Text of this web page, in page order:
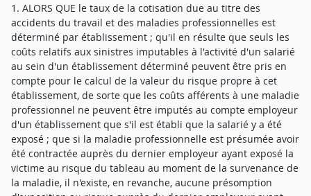
1. ALORS QUE le taux de la cotisation due au titre des
accidents du travail et des maladies professionnelles est
déterminé par établissement ; qu'il en résulte que seuls les
coûts relatifs aux sinistres imputables à l'activité d'un salarié
au sein d'un établissement déterminé peuvent être pris en
compte pour le calcul de la valeur du risque propre à cet
établissement, de sorte que les coûts afférents à une maladie
professionnel ne peuvent être imputés au compte employeur
d'un établissement que s'il est établi que la salarié y a été
exposé ; que si la maladie professionnelle est présumée avoir
été contractée auprès du dernier employeur ayant exposé la
victime au risque du tableau au moment de la survenance de
la maladie, il n'existe, en revanche, aucune présomption